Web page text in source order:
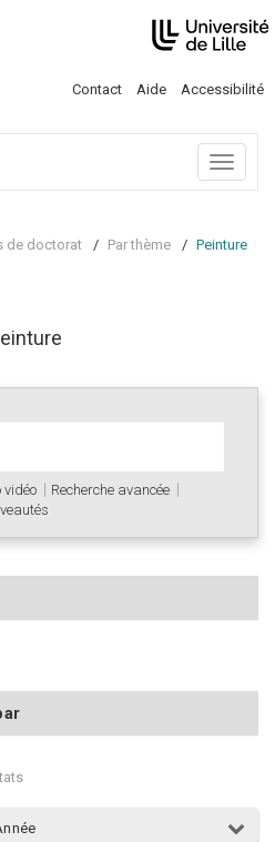
Contact Aide Accessibilité
Menu
de doctorat Par thème Peinture
vidéo
Recherche avancée